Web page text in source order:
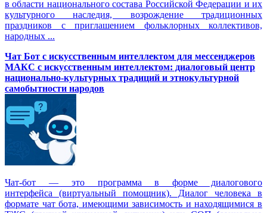
в области национального состава Российской Федерации и их
культурного наследия, возрождение традиционных
праздников с приглашением фольклорных коллективов,
народных ...
Чат Бот с искусственным интеллектом для мессенджеров
МАКС с искусственным интеллектом: диалоговый центр
национально-культурных традиций и этнокультурной
самобытности народов
Чат-бот — это программа в форме диалогового
интерфейса (виртуальный помощник). Диалог человека в
формате чат бота, имеющими зависимость и находящимися в